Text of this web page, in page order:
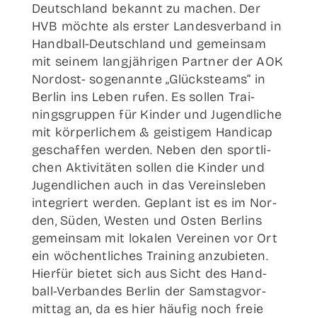
Deutsch­land bekannt zu machen. Der
HVB möch­te als ers­ter Lan­des­ver­band in
Han­d­­ball-Deut­sch­­land und gemein­sam
mit sei­nem lang­jäh­ri­gen Part­ner der AOK
Nor­d­ost- soge­nann­te „Glücks­teams“ in
Ber­lin ins Leben rufen. Es sol­len Trai­
nings­grup­pen für Kin­der und Jugend­li­che
mit kör­per­li­chem & geis­ti­gem Han­di­cap
geschaf­fen wer­den. Neben den sport­li­
chen Akti­vi­tä­ten sol­len die Kin­der und
Jugend­li­chen auch in das Ver­eins­le­ben
inte­griert wer­den. Geplant ist es im Nor­
den, Süden, Wes­ten und Osten Ber­lins
gemein­sam mit loka­len Ver­ei­nen vor Ort
ein wöchent­li­ches Trai­ning anzu­bie­ten.
Hier­für bie­tet sich aus Sicht des Han­d­­
ball-Ver­­­ban­­des Ber­lin der Sams­tag­vor­
mit­tag an, da es hier häu­fig noch freie